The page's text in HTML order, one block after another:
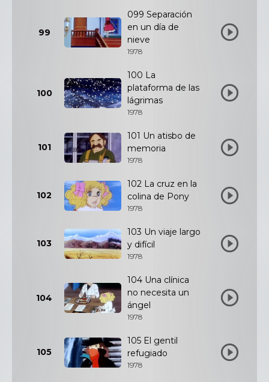
99
099 Separación
en un día de
nieve
1978
100
100 La
plataforma de las
lágrimas
1978
101
101 Un atisbo de
memoria
1978
102
102 La cruz en la
colina de Pony
1978
103
103 Un viaje largo
y difícil
1978
104
104 Una clínica
no necesita un
ángel
1978
105
105 El gentil
refugiado
1978